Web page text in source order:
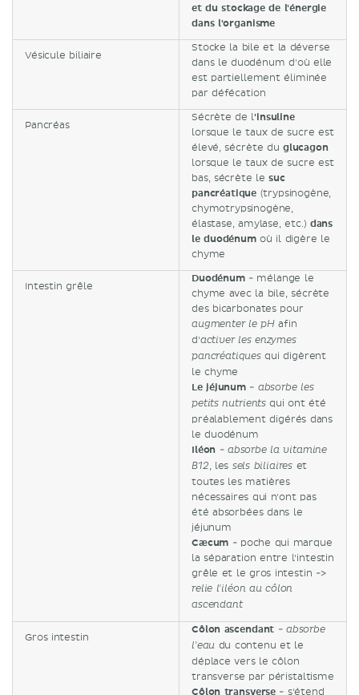
et du stockage de l'énergie
dans l'organisme
Vésicule biliaire
Stocke la bile et la déverse
dans le duodénum d'où elle
est partiellement éliminée
par défécation
Pancréas
Sécrète de l'insuline
lorsque le taux de sucre est
élevé, sécrète du glucagon
lorsque le taux de sucre est
bas, sécrète lesuc
pancréatique (trypsinogène,
chymotrypsinogène,
élastase, amylase, etc.) dans
le duodénumoù il digère le
chyme
Intestin grêle
Duodénum- mélange le
chyme avec la bile, sécrète
des bicarbonates pour
augmenter le pHafin
d'activer les enzymes
pancréatiquesqui digèrent
le chyme
Le jéjunum - absorbe les
petits nutrients qui ont été
préalablement digérés dans
le duodénum
Iléon - absorbe la vitamine
B12, les sels biliaires et
toutes les matières
nécessaires qui n'ont pas
été absorbées dans le
jéjunum
Cæcum - poche qui marque
la séparation entre l'intestin
grêle et le gros intestin ->
relie l'iléon au côlon
ascendant
Gros intestin
Côlon ascendant - absorbe
l'eau du contenu et le
déplace vers le côlon
transverse par péristaltisme
Côlon transverse - s'étend